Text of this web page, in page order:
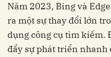
Năm 2023, Bing và
ra một sự thay đổi lớn
dụng công cụ tìm kiếm.
đẩy sự phát triển nhanh